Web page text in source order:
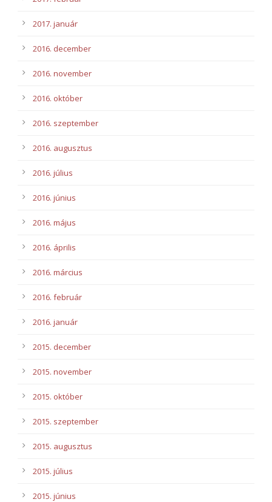
2017. január
2016. december
2016. november
2016. október
2016. szeptember
2016. augusztus
2016. július
2016. június
2016. május
2016. április
2016. március
2016. február
2016. január
2015. december
2015. november
2015. október
2015. szeptember
2015. augusztus
2015. július
2015. június